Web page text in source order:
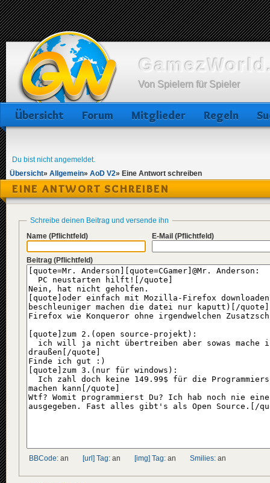
Von Spielern für Spieler
Übersicht Forum Mitglieder Regeln
Du bist nicht angemeldet.
Übersicht» Allgemein» AoD V2» Eine Antwort schreiben
EINE ANTWORT SCHREIBEN
Schreibe deinen Beitrag und versende ihn
Name (Pflichtfeld) E-Mail (Pflichtfeld)
Beitrag (Pflichtfeld)
BBCode: an [url] Tag: an [img] Tag: an Smilies: an